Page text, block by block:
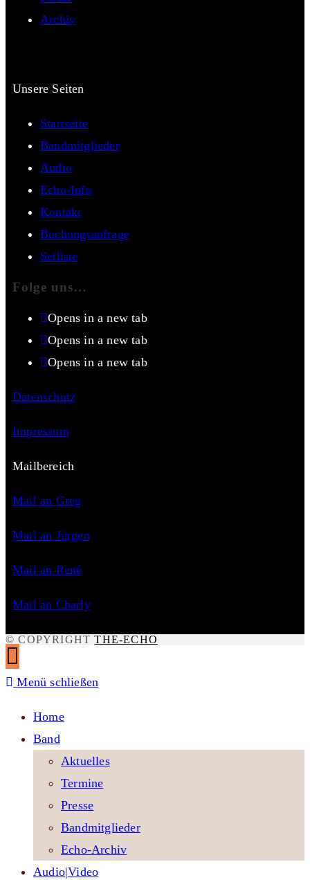
Archiv
Unsere Seiten
Startseite
Bandmitglieder
Audio
Echo-Info
Kontakt
Buchungsanfrage
Setliste
Folge uns…
Opens in a new tab
Opens in a new tab
Opens in a new tab
Datenschutz
Impressum
Mailbereich
Mail an Greg
Mail an Jürgen
Mail an René
Mail an Charly
© COPYRIGHTTHE-ECHO
Menü schließen
Home
Band
Aktuelles
Termine
Presse
Bandmitglieder
Echo-Archiv
Audio|Video